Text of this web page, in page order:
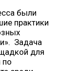
были
практики
Задача
для
по